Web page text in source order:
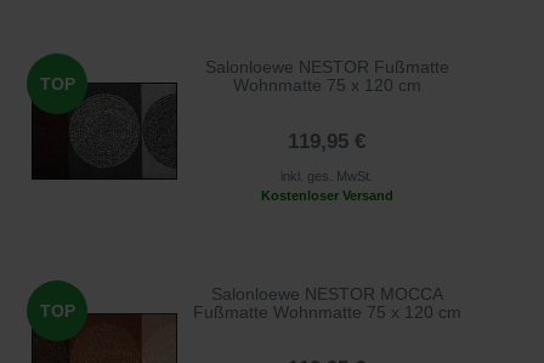
TOP
Salonloewe NESTOR Fußmatte
Wohnmatte 75 x 120 cm
119,95 €
inkl. ges. MwSt.
Kostenloser Versand
TOP
Salonloewe NESTOR MOCCA
Fußmatte Wohnmatte 75 x 120 cm